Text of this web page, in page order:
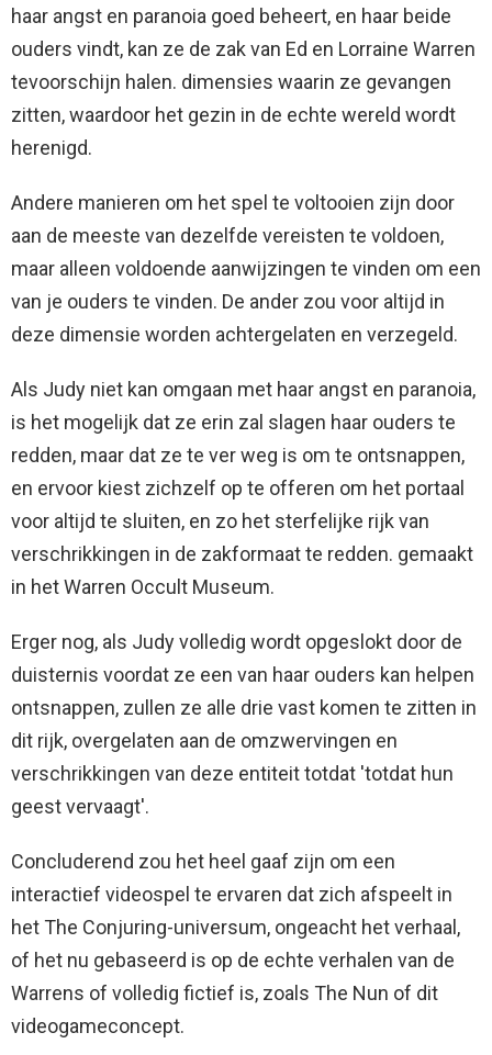
haar angst en paranoia goed beheert, en haar beide
ouders vindt, kan ze de zak van Ed en Lorraine Warren
tevoorschijn halen. dimensies waarin ze gevangen
zitten, waardoor het gezin in de echte wereld wordt
herenigd.
Andere manieren om het spel te voltooien zijn door
aan de meeste van dezelfde vereisten te voldoen,
maar alleen voldoende aanwijzingen te vinden om een
​​van je ouders te vinden. De ander zou voor altijd in
deze dimensie worden achtergelaten en verzegeld.
Als Judy niet kan omgaan met haar angst en paranoia,
is het mogelijk dat ze erin zal slagen haar ouders te
redden, maar dat ze te ver weg is om te ontsnappen,
en ervoor kiest zichzelf op te offeren om het portaal
voor altijd te sluiten, en zo het sterfelijke rijk van
verschrikkingen in de zakformaat te redden. gemaakt
in het Warren Occult Museum.
Erger nog, als Judy volledig wordt opgeslokt door de
duisternis voordat ze een van haar ouders kan helpen
ontsnappen, zullen ze alle drie vast komen te zitten in
dit rijk, overgelaten aan de omzwervingen en
verschrikkingen van deze entiteit totdat 'totdat hun
geest vervaagt'.
Concluderend zou het heel gaaf zijn om een ​​
interactief videospel te ervaren dat zich afspeelt in
het The Conjuring-universum, ongeacht het verhaal,
of het nu gebaseerd is op de echte verhalen van de
Warrens of volledig fictief is, zoals The Nun of dit
videogameconcept.